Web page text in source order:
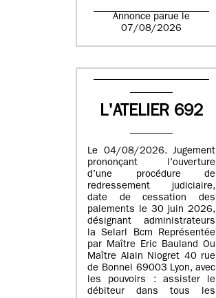
Annonce parue le
07/08/2026
L'ATELIER 692
Le 04/08/2026. Jugement
prononçant l’ouverture
d’une procédure de
redressement judiciaire,
date de cessation des
paiements le 30 juin 2026,
désignant administrateurs
la Selarl Bcm Représentée
par Maître Eric Bauland Ou
Maître Alain Niogret 40 rue
de Bonnel 69003 Lyon, avec
les pouvoirs : assister le
débiteur dans tous les